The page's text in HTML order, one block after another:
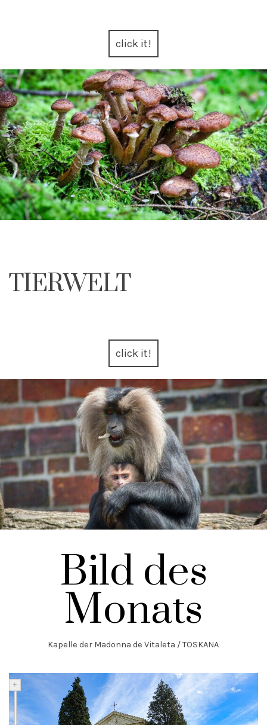
click it!
TIERWELT
click it!
Bild des
Monats
Kapelle der Madonna de Vitaleta / TOSKANA
+